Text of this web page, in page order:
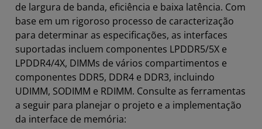
de largura de banda, eficiência e baixa latência. Com
base em um rigoroso processo de caracterização
para determinar as especificações, as interfaces
suportadas incluem componentes LPDDR5/5X e
LPDDR4/4X, DIMMs de vários compartimentos e
componentes DDR5, DDR4 e DDR3, incluindo
UDIMM, SODIMM e RDIMM. Consulte as ferramentas
a seguir para planejar o projeto e a implementação
da interface de memória: